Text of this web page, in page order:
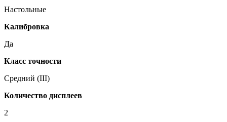
Настольные
Калибровка
Да
Класс точности
Средний (III)
Количество дисплеев
2